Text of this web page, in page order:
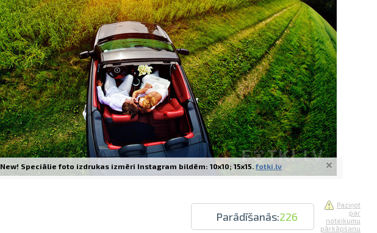
Izdrukas 1h laikā Rīgā – pasūtiet tiešsaistē
Dažādi formāti un papīra veidi jūsu foto
Piegāde visā Latvijā vai saņemšana klātienē
New! Speciālie foto izdrukas izmēri Instagram bildēm: 10x10; 15x15. fotki.lv
Parādīšanās:226
Paziņot
par
noteikumu
pārkāpšanu